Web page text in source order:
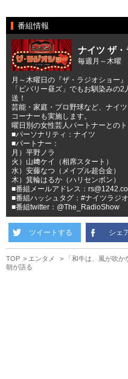
番組情報
ナイツ ザ
毎週月～木曜
月～木曜日の『ザ・ラジオショー
「ビバリー昼ズ」でもお馴染みの
送！
芸能・家庭・プロ野球など、ナイ
コーナーも実施します。
曜日別の女性芸人パートナーとの
■パーソナリティ：ナイツ
■パートナー：
月）平野ノラ
火）山﨑ケイ（相席スタート）
水）安藤なつ（メイプル超合金）
木）箕輪はるか（ハリセンボン）
■番組メールアドレス：
■番組ハッシュタグ：#ナイツラジ
■番組twitter：@The_RadioShow
ツイートする シェ
TOP エンタメ
「和牛は、風が吹
朝が語る